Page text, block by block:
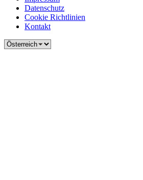
Datenschutz
Cookie Richtlinien
Kontakt